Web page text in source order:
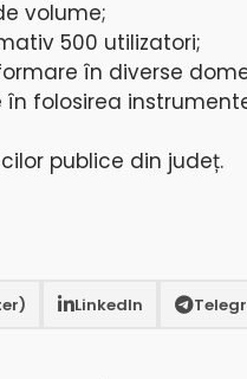
volume;
500 utilizatori;
în diverse
folosirea
publice din județ.
LinkedIn